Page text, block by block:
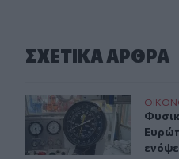
ΣΧΕΤΙΚA AΡΘΡΑ
Φυσικό αέριο: